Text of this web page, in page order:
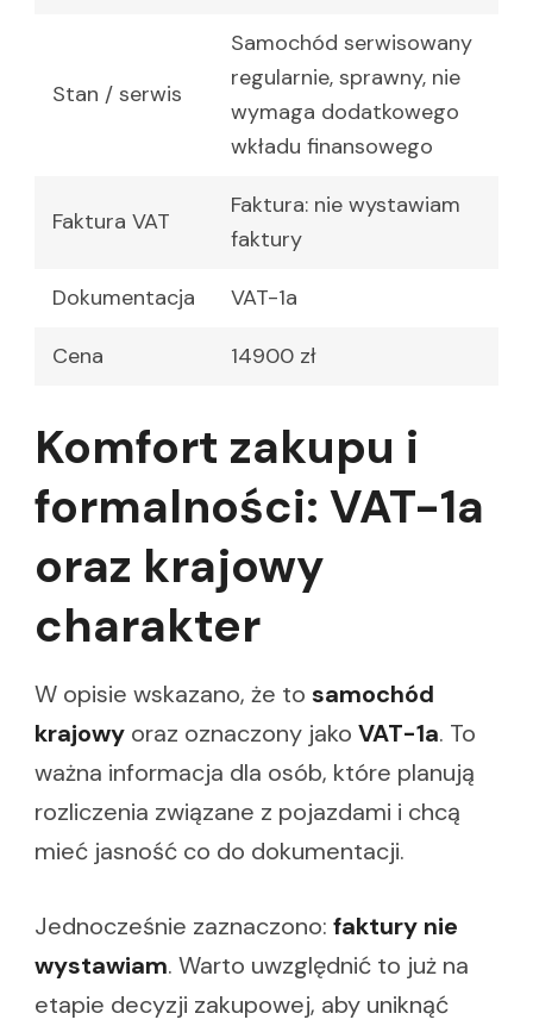
Stan / serwis
Samochód serwisowany
regularnie, sprawny, nie
wymaga dodatkowego
wkładu finansowego
Faktura VAT
Faktura: nie wystawiam
faktury
Dokumentacja VAT-1a
Cena 14900 zł
Komfort zakupu i
formalności: VAT-1a
oraz krajowy
charakter
W opisie wskazano, że to samochód
krajowy oraz oznaczony jako VAT-1a. To
ważna informacja dla osób, które planują
rozliczenia związane z pojazdami i chcą
mieć jasność co do dokumentacji.
Jednocześnie zaznaczono: faktury nie
wystawiam. Warto uwzględnić to już na
etapie decyzji zakupowej, aby uniknąć